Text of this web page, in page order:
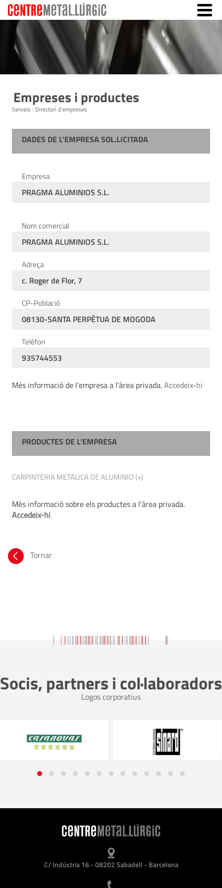
Empreses i productes
Serveis · Directori d'empreses
DADES DE L'EMPRESA SOL.LICITADA
Empresa
PRAGMA ALUMINIOS S.L.
Nom comercial
PRAGMA ALUMINIOS S.L.
Adreça
c. Roger de Flor, 7
CP-Població
08130-SANTA PERPÈTUA DE MOGODA
Telèfon
935744553
Més informació de l'empresa a l'àrea privada.Accedeix-hi
PRODUCTES DE L'EMPRESA
CARPINTERIA METALICA DE ALUMINIO (+)
Més informació sobre els productes a l'àrea privada.
Accedeix-hi
Tornar
Socis, partners i col·laboradors
Logos corporatius
C/ Indústria 16 - 08202 Sabadell - Barcelona